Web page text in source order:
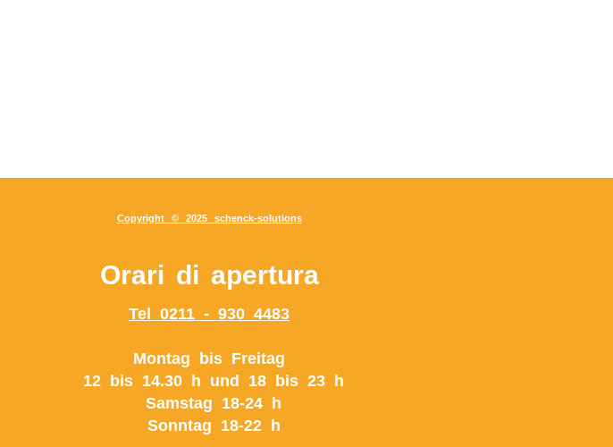
Copyright © 2025 schenck-solutions
Orari di apertura
Tel 0211 - 930 4483
Montag bis Freitag
12 bis 14.30 h und 18 bis 23 h
Samstag 18-24 h
Sonntag 18-22 h